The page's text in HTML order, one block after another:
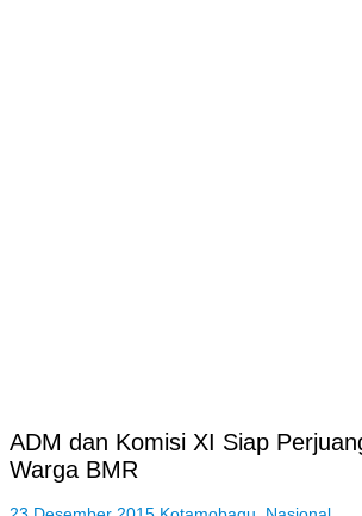
ADM dan Komisi XI Siap
Warga BMR